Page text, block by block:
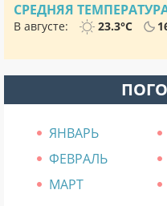
СРЕДНЯЯ
В августе: 23.3°C
ЯНВАРЬ
ФЕВРАЛЬ
МАРТ